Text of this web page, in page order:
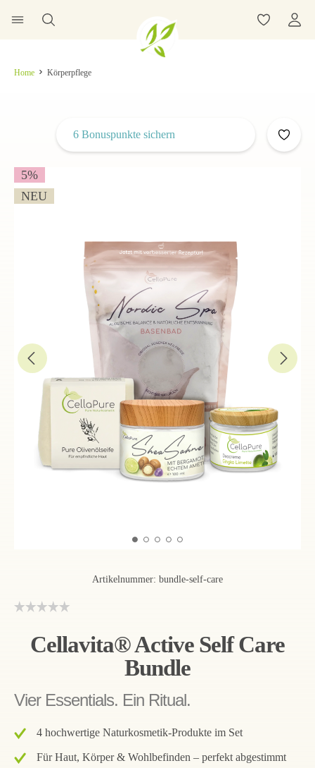
Home Körperpflege
5%
NEU
Artikelnummer: bundle-self-care
6 Bonuspunkte sichern
Cellavita® Active Self Care
Bundle
Vier Essentials. Ein Ritual.
4 hochwertige Naturkosmetik‑Produkte im Set
Für Haut, Körper & Wohlbefinden – perfekt abgestimmt